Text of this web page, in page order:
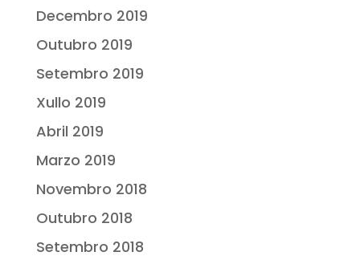
Decembro 2019
Outubro 2019
Setembro 2019
Xullo 2019
Abril 2019
Marzo 2019
Novembro 2018
Outubro 2018
Setembro 2018